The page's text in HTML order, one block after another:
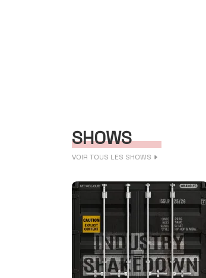
SHOWS
VOIR TOUS LES SHOWS